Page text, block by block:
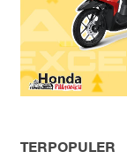
TERPOPULER